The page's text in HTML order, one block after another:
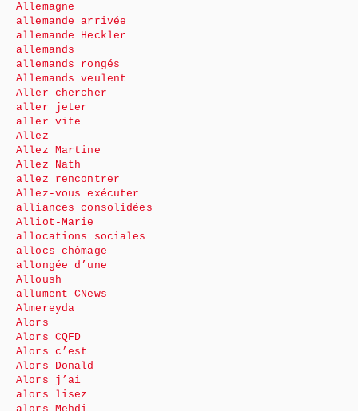
Allemagne
allemande arrivée
allemande Heckler
allemands
allemands rongés
Allemands veulent
Aller chercher
aller jeter
aller vite
Allez
Allez Martine
Allez Nath
allez rencontrer
Allez-vous exécuter
alliances consolidées
Alliot-Marie
allocations sociales
allocs chômage
allongée d’une
Alloush
allument CNews
Almereyda
Alors
Alors CQFD
Alors c’est
Alors Donald
Alors j’ai
alors lisez